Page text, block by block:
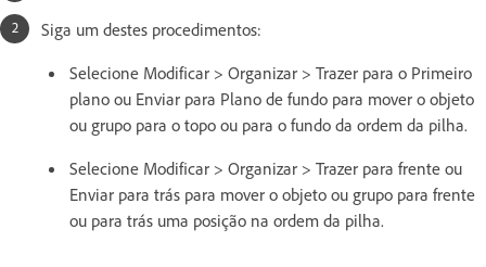
Siga um destes procedimentos:
Selecione Modificar > Organizar > Trazer para o Primeiro
plano ou Enviar para Plano de fundo para mover o objeto
ou grupo para o topo ou para o fundo da ordem da pilha.
Selecione Modificar > Organizar > Trazer para frente ou
Enviar para trás para mover o objeto ou grupo para frente
ou para trás uma posição na ordem da pilha.